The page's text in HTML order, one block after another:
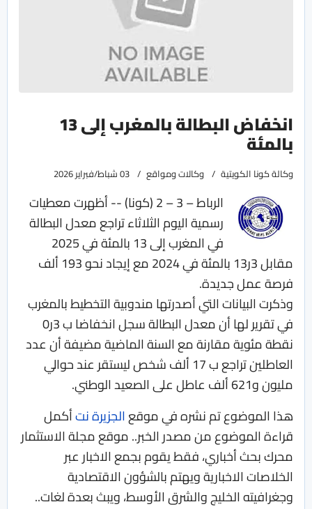
انخفاض البطالة بالمغرب إلى 13
بالمئة
وكالة كونا الكويتية وكالات ومواقع 03 شباط/فبراير 2026
الرباط – 3 – 2 (كونا) -- أظهرت معطيات
رسمية اليوم الثلاثاء تراجع معدل البطالة
في المغرب إلى 13 بالمئة في 2025
مقابل 3ر13 بالمئة في 2024 مع إيجاد نحو 193 ألف
فرصة عمل جديدة.
وذكرت البيانات التي أصدرتها مندوبية التخطيط بالمغرب
في تقرير لها أن معدل البطالة سجل انخفاضا ب 3ر0
نقطة مئوية مقارنة مع السنة الماضية مضيفة أن عدد
العاطلين تراجع ب 17 ألف شخص ليستقر عند حوالي
مليون و621 ألف عاطل على الصعيد الوطني.
هذا الموضوع تم نشره في موقعالجزيرة نتأكمل
قراءة الموضوع من مصدر الخبر.. موقع مجلة الاستثمار
محرك بحث أخباري، فقط يقوم بجمع الاخبار عبر
الخلاصات الاخبارية ويهتم بالشؤون الاقتصادية
وجغرافيته الخليج والشرق الأوسط، ويبث بعدة لغات..